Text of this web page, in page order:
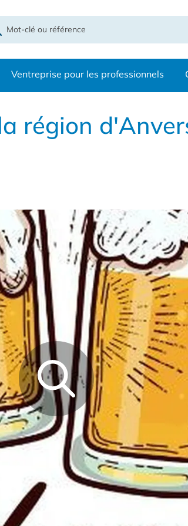
Ventreprise pour les professionnels
région